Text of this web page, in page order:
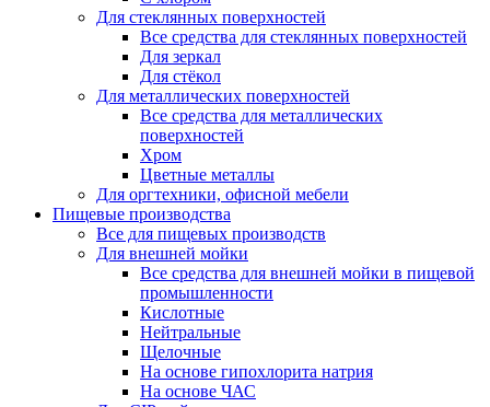
Для стеклянных поверхностей
Все средства для стеклянных поверхностей
Для зеркал
Для стёкол
Для металлических поверхностей
Все средства для металлических
поверхностей
Хром
Цветные металлы
Для оргтехники, офисной мебели
Пищевые производства
Все для пищевых производств
Для внешней мойки
Все средства для внешней мойки в пищевой
промышленности
Кислотные
Нейтральные
Щелочные
На основе гипохлорита натрия
На основе ЧАС